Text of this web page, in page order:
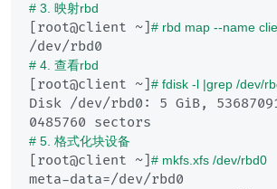
# 3. 映射rbd
[root@client ~] # rbd map --name
# 4. 查看rbd
[root@client ~] # fdisk -l |grep /dev/
Disk /dev/rbd0: 5 GiB,
# 5. 格式化块设备
[root@client ~] # mkfs.xfs /dev/rbd0
meta-data=/dev/rbd0